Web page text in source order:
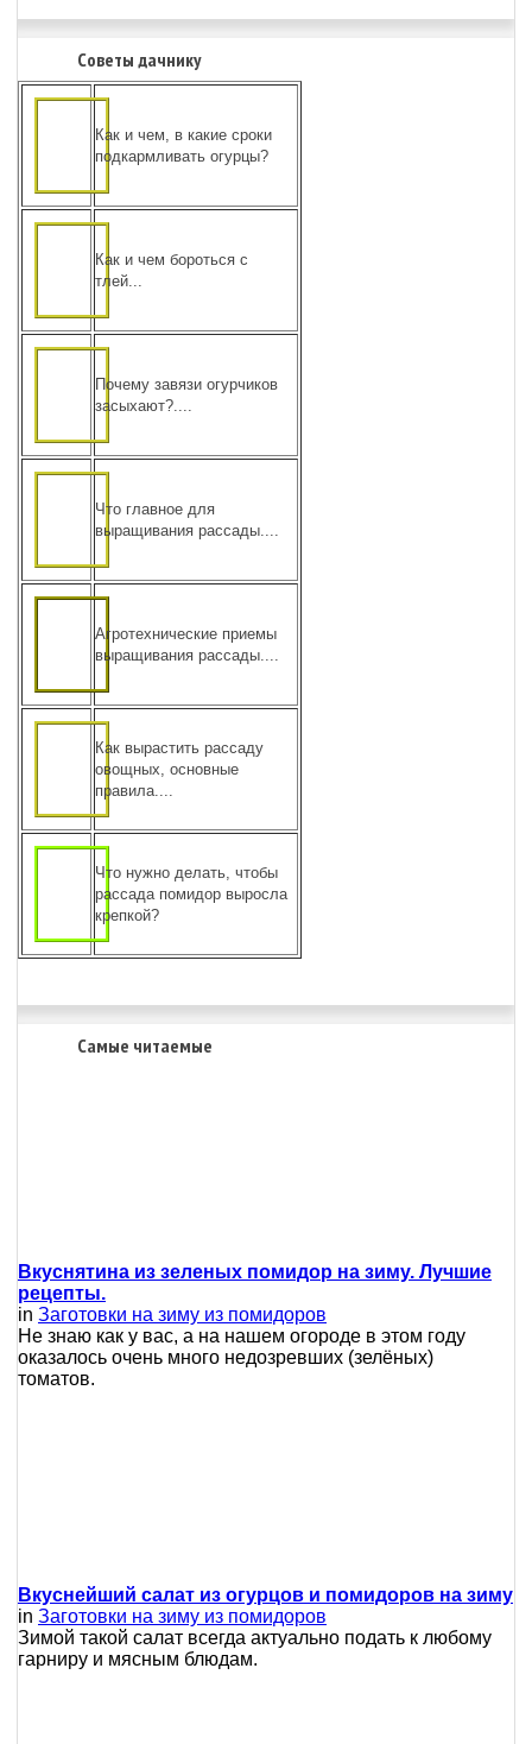
Советы дачнику
Как и чем, в какие сроки
подкармливать огурцы?
Как и чем бороться с
тлей...
Почему завязи огурчиков
засыхают?....
Что главное для
выращивания рассады....
Агротехнические приемы
выращивания рассады....
Как вырастить рассаду
овощных, основные
правила....
Что нужно делать, чтобы
рассада помидор выросла
крепкой?
Самые читаемые
Вкуснятина из зеленых помидор на зиму. Лучшие
рецепты.
in Заготовки на зиму из помидоров
Не знаю как у вас, а на нашем огороде в этом году
оказалось очень много недозревших (зелёных)
томатов.
Вкуснейший салат из огурцов и помидоров на зиму
in Заготовки на зиму из помидоров
Зимой такой салат всегда актуально подать к любому
гарниру и мясным блюдам.